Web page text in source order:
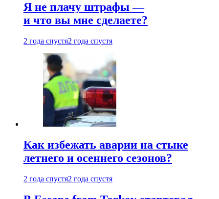
Я не плачу штрафы —
и что вы мне сделаете?
2 года спустя2 года спустя
Как избежать аварии на стыке
летнего и осеннего сезонов?
2 года спустя2 года спустя